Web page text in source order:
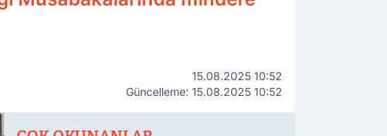
15.08.2025 10:52
Güncelleme: 15.08.2025 10:52